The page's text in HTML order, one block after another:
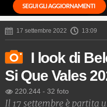
17 settembre 2022 13:09
I look di
Si Que Vales
220.244 - 32 foto
Il 17 settembre è partita